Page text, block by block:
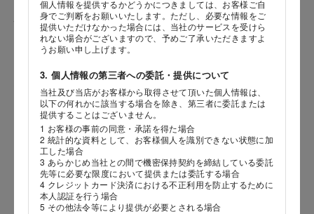
個人情報を提供するかどうかにつきましては、お客様ご自
身でご判断をお願いいたします。ただし、必要な情報をご
提供いただけなかった場合には、当社のサービスを受けら
れない場合がございますので、予めご了承いただきますよ
うお願い申し上げます。
3. 個人情報の第三者への委託・提供について
当社及び当店がお客様から取得させて頂いた個人情報は、
以下の何れかに該当する場合を除き、第三者に委託または
提供することはございません。
1 お客様の事前の同意・承諾を得た場合
2 統計的な資料として、お客様個人を識別できない状態に加
工した場合
3 あらかじめ当社との間で機密保持契約を締結している委託
先等に必要な限度において提供または委託する場合
4 クレジットカード決済における不正利用を防止するために
本人認証を行う場合
5 その他法令等により提供が必要とされる場合
年
月 日
海外 Overseas shops
Indonesia
Malaysia
Hong Kong
UAE
Thailand
Vietnam